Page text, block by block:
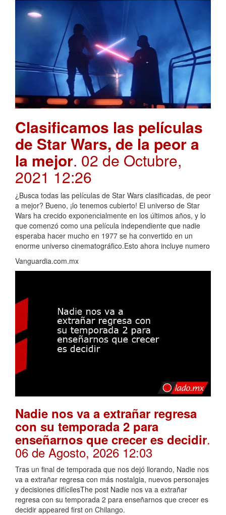
Clasificamos las películas
de Star Wars, de la peor a
la mejor. 02 de Octubre,
2021 12:26
¿Busca todas las películas de Star Wars clasificadas, de peor
a mejor? Bueno, ¡lo tenemos cubierto! El universo de Star
Wars ha crecido exponencialmente en los últimos años, y lo
que comenzó como una película independiente que nadie
esperaba hacer mucho en 1977 se ha convertido en un
enorme universo cinematográfico.Esto ahora incluye numero
Vanguardia.com.mx
Nadie nos va a extrañar regresa
con su temporada 2 para
enseñarnos que crecer es decidir.
06 de Agosto, 2026 12:03
Tras un final de temporada que nos dejó llorando, Nadie nos
va a extrañar regresa con más nostalgia, nuevos personajes
y decisiones difícilesThe post Nadie nos va a extrañar
regresa con su temporada 2 para enseñarnos que crecer es
decidir appeared first on Chilango.